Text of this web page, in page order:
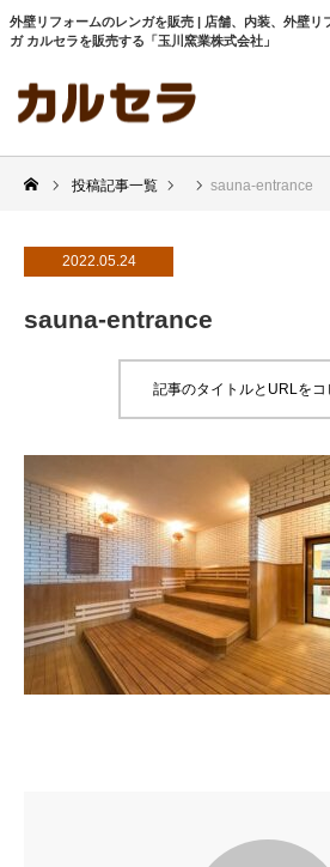
外壁リフォームのレンガを販売 | 店舗、内装、外壁リ
ガ カルセラを販売する「玉川窯業株式会社」
投稿記事一覧 sauna-entrance
2022.05.24
sauna-entrance
記事のタイトルとURLをコ